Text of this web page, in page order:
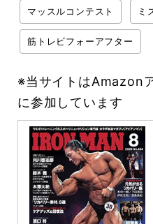
マッスルコンテスト ミ
筋トレビフォーアフター
※当サイトはAmazon
に参加しています